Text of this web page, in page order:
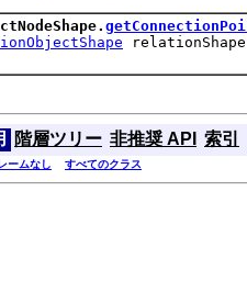
階層ツリー 非推奨 API 索引
ームなし すべてのクラス